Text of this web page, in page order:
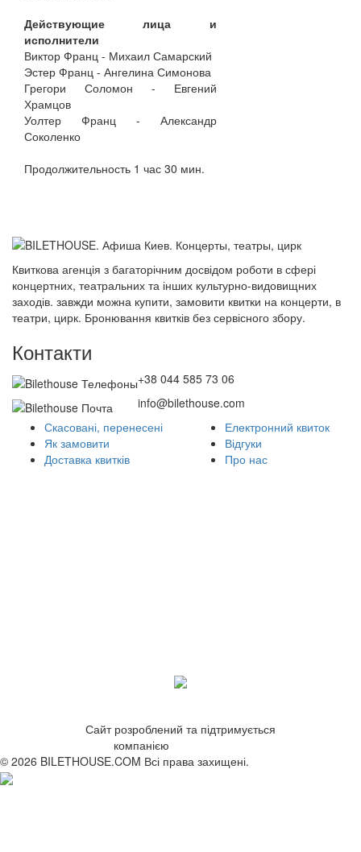
Действующие лица и
исполнители
Виктор Франц - Михаил Самарский
Эстер Франц - Ангелина Симонова
Грегори Соломон - Евгений
Храмцов
Уолтер Франц - Александр
Соколенко
Продолжительность 1 час 30 мин.
Квиткова агенція з багаторічним досвідом роботи в сфері
концертних, театральних та інших культурно-видовищних
заходів. завжди можна купити, замовити квитки на концерти, в
театри, цирк. Бронювання квитків без сервісного збору.
Контакти
+38 044 585 73 06
info@bilethouse.com
Скасовані, перенесені
Як замовити
Доставка квитків
Електронний квиток
Відгуки
Про нас
Сайт розроблений та підтримується
компанією
© 2026 BILETHOUSE.COM Всі права захищені.